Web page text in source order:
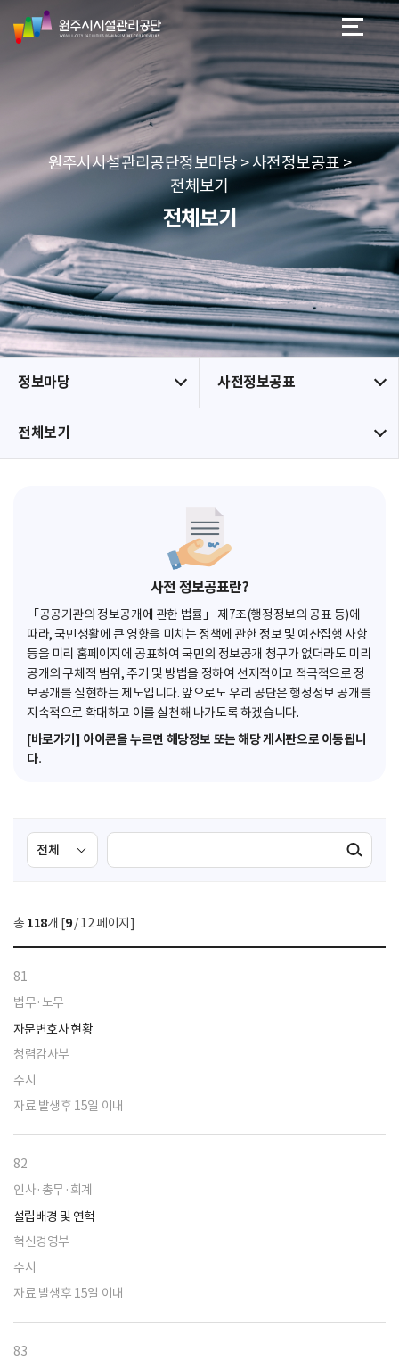
네
본문 바로가기
메뉴 바로가기
원
주
시
리
공
단
원주시시설관리공단정보마당 > 사전정보공표 >
전체보기
전체보기
정보마당 사전정보공표
전체보기
사전 정보공표란?
「공공기관의 정보공개에 관한 법률」 제7조(행정정보의 공표 등)에
따라, 국민생활에 큰 영향을 미치는 정책에 관한 정보 및 예산집행 사항
등을 미리 홈페이지에 공표하여 국민의 정보공개 청구가 없더라도 미리
공개의 구체적 범위, 주기 및 방법을 정하여 선제적이고 적극적으로 정
보공개를 실현하는 제도입니다. 앞으로도 우리 공단은 행정정보 공개를
지속적으로 확대하고 이를 실천해 나가도록 하겠습니다.
[바로가기] 아이콘을 누르면 해당정보 또는 해당 게시판으로 이동됩니
다.
검
색
선
택
색
검색실행
총 118개 [9/ 12 페이지]
81
법무·노무
자문변호사 현황
청렴감사부
수시
자료 발생후 15일 이내
82
인사·총무·회계
설립배경 및 연혁
혁신경영부
수시
자료 발생후 15일 이내
83